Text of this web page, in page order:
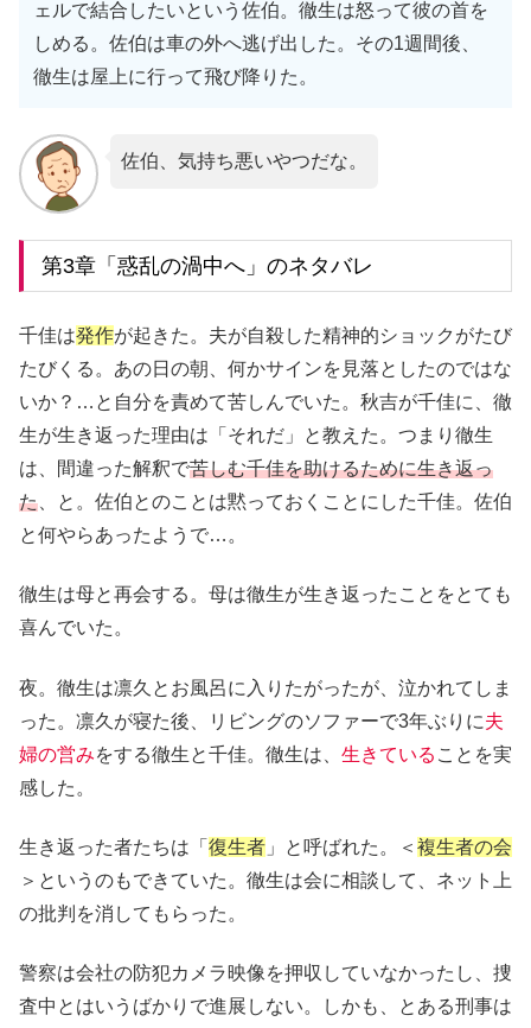
ェルで結合したいという佐伯。徹生は怒って彼の首を
しめる。佐伯は車の外へ逃げ出した。その1週間後、
徹生は屋上に行って飛び降りた。
佐伯、気持ち悪いやつだな。
第3章「惑乱の渦中へ」のネタバレ
千佳は発作が起きた。夫が自殺した精神的ショックがたび
たびくる。あの日の朝、何かサインを見落としたのではな
いか？…と自分を責めて苦しんでいた。秋吉が千佳に、徹
生が生き返った理由は「それだ」と教えた。つまり徹生
は、間違った解釈で苦しむ千佳を助けるために生き返っ
た 、と。佐伯とのことは黙っておくことにした千佳。佐伯
と何やらあったようで…。
徹生は母と再会する。母は徹生が生き返ったことをとても
喜んでいた。
夜。徹生は凛久とお風呂に入りたがったが、泣かれてしま
った。凛久が寝た後、リビングのソファーで3年ぶりに夫
婦の営みをする徹生と千佳。徹生は、 生きている ことを実
感した。
生き返った者たちは「 復生者 」と呼ばれた。＜ 複生者の会
＞というのもできていた。徹生は会に相談して、ネット上
の批判を消してもらった。
警察は会社の防犯カメラ映像を押収していなかったし、捜
査中とはいうばかりで進展しない。しかも、とある刑事は